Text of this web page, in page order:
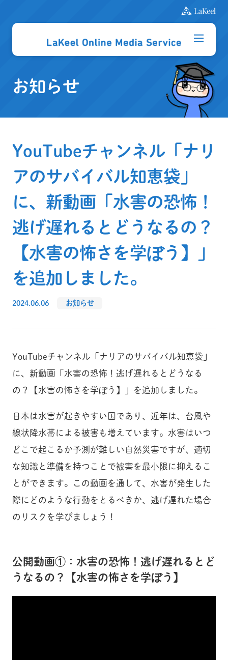
お知らせ
YouTubeチャンネル「ナリ
アのサバイバル知恵袋」
に、新動画「水害の恐怖！
逃げ遅れるとどうなるの？
【水害の怖さを学ぼう】」
を追加しました。
2024.06.06 お知らせ
YouTubeチャンネル「ナリアのサバイバル知恵袋」
に、新動画「水害の恐怖！逃げ遅れるとどうなる
の？【水害の怖さを学ぼう】」を追加しました。
日本は水害が起きやすい国であり、近年は、台風や
線状降水帯による被害も増えています。水害はいつ
どこで起こるか予測が難しい自然災害ですが、適切
な知識と準備を持つことで被害を最小限に抑えるこ
とができます。この動画を通して、水害が発生した
際にどのような行動をとるべきか、逃げ遅れた場合
のリスクを学びましょう！
公開動画①：水害の恐怖！逃げ遅れるとど
うなるの？【水害の怖さを学ぼう】